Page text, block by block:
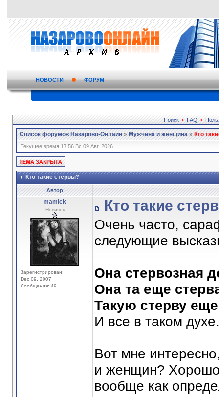
НОВОСТИ ФОРУМ
Поиск • FAQ •
Список форумов Назарово-Онлайн»Мужчина и женщина»Кто
Текущее время 17:56 Вс 09 Авг, 2026
Кто такие стервы?
Автор
mamick
Новичок
Зарегистрирован:
Dec 09, 2007
Сообщения: 49
Кто такие
Очень часто,
следующие
Она стервозная
Она та еще
Такую стерву
И все в таком
Вот мне
и женщин? Хорошо
вообще как